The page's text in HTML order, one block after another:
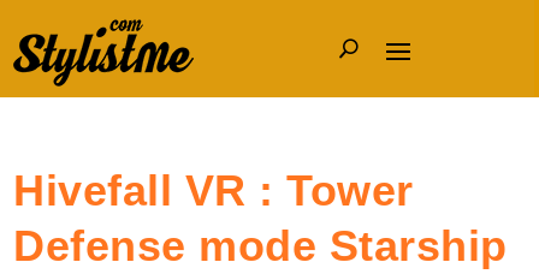
Hivefall VR : Tower
Defense mode Starship